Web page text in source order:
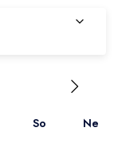
2So Ne